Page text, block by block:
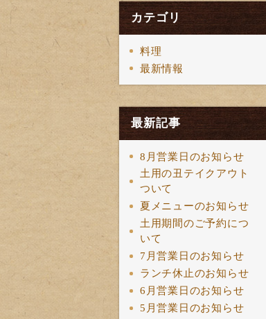
カテゴリ
料理
最新情報
最新記事
8月営業日のお知らせ
土用の丑テイクアウト
ついて
夏メニューのお知らせ
土用期間のご予約につ
いて
7月営業日のお知らせ
ランチ休止のお知らせ
6月営業日のお知らせ
5月営業日のお知らせ